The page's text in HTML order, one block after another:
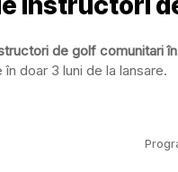
de golf comunitari
doar 3 luni de la lansare.